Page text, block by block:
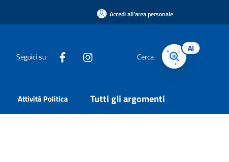
Accedi all'area personale
Seguici su Cerca
AI
Attività Politica Tutti gli argomenti